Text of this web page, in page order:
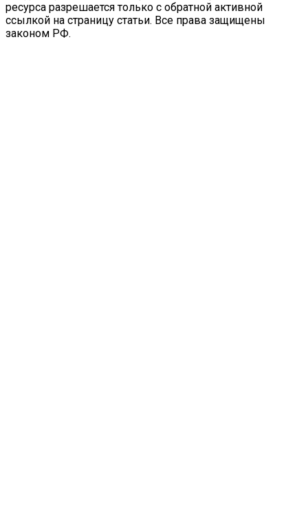
ресурса разрешается только с обратной активной
ссылкой на страницу статьи. Все права защищены
законом РФ.